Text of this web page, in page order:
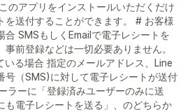
のアプリをインストールいただくだけ
を送付することができます。 # お客様
合 SMSもしくEmailで電子レシートを
前登録などは一切必要ありません。
る場合 指定のメールアドレス、Line
号（SMS)に対して電子レシートが送付
ラーに「登録済みユーザーのみに送
も電子レシートを送る」、のどちらか